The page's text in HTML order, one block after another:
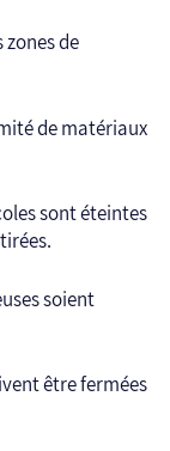
de
de matériaux
sont éteintes
soient
être fermées